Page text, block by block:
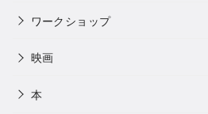
ワークショップ
映画
本